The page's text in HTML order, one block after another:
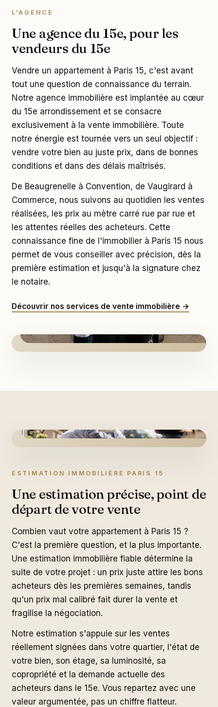
L'AGENCE
Une agence du 15e, pour les
vendeurs du 15e
Vendre un appartement à Paris 15, c'est avant
tout une question de connaissance du terrain.
Notre agence immobilière est implantée au cœur
du 15e arrondissement et se consacre
exclusivement à la vente immobilière. Toute
notre énergie est tournée vers un seul objectif :
vendre votre bien au juste prix, dans de bonnes
conditions et dans des délais maîtrisés.
De Beaugrenelle à Convention, de Vaugirard à
Commerce, nous suivons au quotidien les ventes
réalisées, les prix au mètre carré rue par rue et
les attentes réelles des acheteurs. Cette
connaissance fine de l'immobilier à Paris 15 nous
permet de vous conseiller avec précision, dès la
première estimation et jusqu'à la signature chez
le notaire.
Découvrir nos services de vente immobilière →
ESTIMATION IMMOBILIÈRE PARIS 15
Une estimation précise, point de
départ de votre vente
Combien vaut votre appartement à Paris 15 ?
C'est la première question, et la plus importante.
Une estimation immobilière fiable détermine la
suite de votre projet : un prix juste attire les bons
acheteurs dès les premières semaines, tandis
qu'un prix mal calibré fait durer la vente et
fragilise la négociation.
Notre estimation s'appuie sur les ventes
réellement signées dans votre quartier, l'état de
votre bien, son étage, sa luminosité, sa
copropriété et la demande actuelle des
acheteurs dans le 15e. Vous repartez avec une
valeur argumentée, pas un chiffre flatteur.